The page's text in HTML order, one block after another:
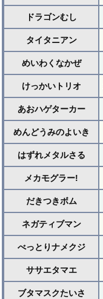
ドラゴンむし
タイタニアン
めいわくなかぜ
けっかいトリオ
あおハゲターカー
めんどうみのよいき
はずれメタルさる
メカモグラー!
だきつきボム
ネガティブマン
べっとりナメクジ
ササエタマエ
ブタマスクたいさ